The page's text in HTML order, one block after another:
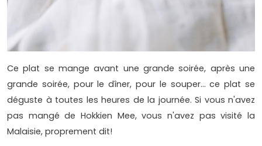
Ce plat se mange avant une grande soirée, après une
grande soirée, pour le dîner, pour le souper… ce plat se
déguste à toutes les heures de la journée. Si vous n'avez
pas mangé de Hokkien Mee, vous n'avez pas visité la
Malaisie, proprement dit!